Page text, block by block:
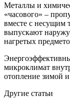
Металлы и
«часового» –
вместе с несущим
выпускают
нагретых
микроклимат
отопление зимой
Другие статьи